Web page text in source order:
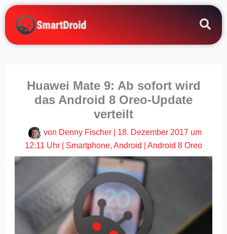
Zum
Inhalt
springen
Huawei Mate 9: Ab sofort wird
das Android 8 Oreo-Update
verteilt
von Denny Fischer
18. Dezember 2017 um
12:11 Uhr
Smartphone, Android Android 8 Oreo